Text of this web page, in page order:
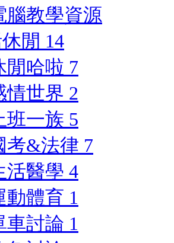
腦教學資源
閒 14
閒哈啦 7
情世界 2
班一族 5
考&法律 7
活醫學 4
動體育 1
車討論 1